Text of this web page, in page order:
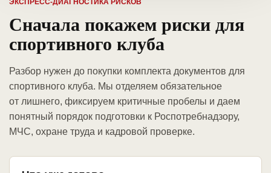
ЭКСПРЕСС-ДИАГНОСТИКА РИСКОВ
Сначала покажем риски для
спортивного клуба
Разбор нужен до покупки комплекта документов для
спортивного клуба. Мы отделяем обязательное
от лишнего, фиксируем критичные пробелы и даем
понятный порядок подготовки к Роспотребнадзору,
МЧС, охране труда и кадровой проверке.